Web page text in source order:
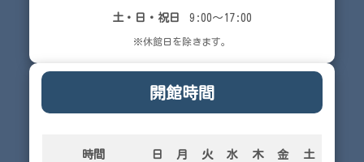
土・日・祝日 9:00～17:00
※休館日を除きます。
開館時間
時間 日 月 火 水 木 金 土